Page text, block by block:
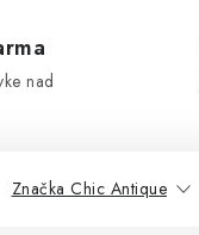
nad
Značka Chic Antique